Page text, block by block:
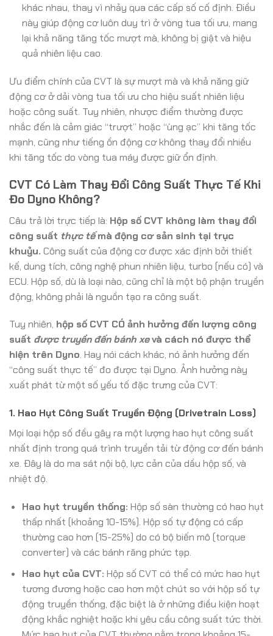
khác nhau, thay vì nhảy qua các cấp số cố định. Điều
này giúp động cơ luôn duy trì ở vòng tua tối ưu, mang
lại khả năng tăng tốc mượt mà, không bị giật và hiệu
quả nhiên liệu cao.
Ưu điểm chính của CVT là sự mượt mà và khả năng giữ
động cơ ở dải vòng tua tối ưu cho hiệu suất nhiên liệu
hoặc công suất. Tuy nhiên, nhược điểm thường được
nhắc đến là cảm giác “trượt” hoặc “ùng ạc” khi tăng tốc
mạnh, cũng như tiếng ồn động cơ không thay đổi nhiều
khi tăng tốc do vòng tua máy được giữ ổn định.
CVT Có Làm Thay Đổi Công Suất Thực Tế Khi
Đo Dyno Không?
Câu trả lời trực tiếp là: Hộp số CVT không làm thay đổi
công suất thực tếmà động cơ sản sinh tại trục
khuỷu. Công suất của động cơ được xác định bởi thiết
kế, dung tích, công nghệ phun nhiên liệu, turbo (nếu có) và
ECU. Hộp số, dù là loại nào, cũng chỉ là một bộ phận truyền
động, không phải là nguồn tạo ra công suất.
Tuy nhiên, hộp số CVT CÓ ảnh hưởng đến lượng công
suất được truyền đến bánh xevà cách nó được thể
hiện trên Dyno. Hay nói cách khác, nó ảnh hưởng đến
“công suất thực tế” đo được tại Dyno. Ảnh hưởng này
xuất phát từ một số yếu tố đặc trưng của CVT:
1. Hao Hụt Công Suất Truyền Động (Drivetrain Loss)
Mọi loại hộp số đều gây ra một lượng hao hụt công suất
nhất định trong quá trình truyền tải từ động cơ đến bánh
xe. Đây là do ma sát nội bộ, lực cản của dầu hộp số, và
nhiệt độ.
Hao hụt truyền thống: Hộp số sàn thường có hao hụt
thấp nhất (khoảng 10-15%). Hộp số tự động có cấp
thường cao hơn (15-25%) do có bộ biến mô (torque
converter) và các bánh răng phức tạp.
Hao hụt của CVT: Hộp số CVT có thể có mức hao hụt
tương đương hoặc cao hơn một chút so với hộp số tự
động truyền thống, đặc biệt là ở những điều kiện hoạt
động khắc nghiệt hoặc khi yêu cầu công suất tức thời.